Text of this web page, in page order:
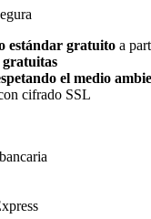
estándar gratuito a
gratuitas
el medio
cifrado SSL